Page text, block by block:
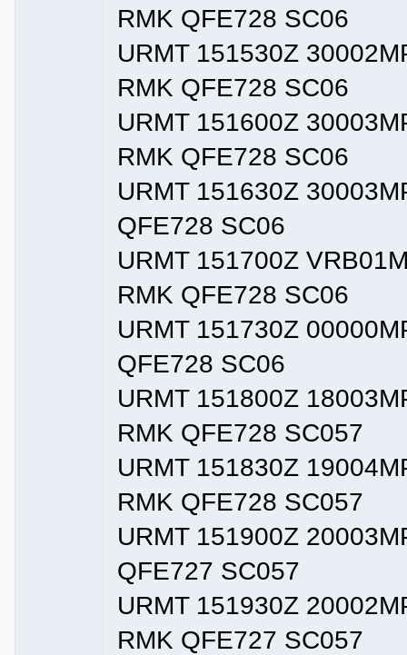
RMK QFE728 SC06
URMT 151530Z
RMK QFE728 SC06
URMT 151600Z
RMK QFE728 SC06
URMT 151630Z
QFE728 SC06
URMT 151700Z
RMK QFE728 SC06
URMT 151730Z
QFE728 SC06
URMT 151800Z
RMK QFE728 SC057
URMT 151830Z
RMK QFE728 SC057
URMT 151900Z
QFE727 SC057
URMT 151930Z
RMK QFE727 SC057